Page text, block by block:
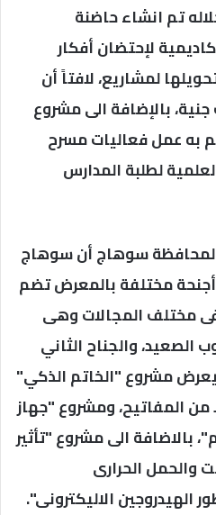
تم انشاء حاضنة
لإحتضان أفكار
لمشاريع، لافتاً أن
يصل الى 200 ألف جنية، بالإضافة الى مشروع
به عمل فعاليات مسرح
لطلبة المدارس
سوهاج أن سوهاج
مختلفة بالمعرض تضم
فى مختلف المجالات وهى
الصعيد، والجناح الثاني
مشروع "الخاتم الذكي"
من المفاتيح، ومشروع "جهاز
بالاضافة الى مشروع "تأثير
والحمل الحرارى
الهيدروجين الاليكترونى".